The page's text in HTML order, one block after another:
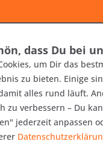
Produkten,
dass Du bei
um Dir das
zu bieten. Einige
alles rund läuft.
zu verbessern – Du
jederzeit anpassen